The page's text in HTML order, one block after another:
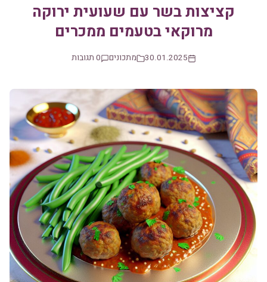
קציצות בשר עם שעועית ירוקה
מרוקאי בטעמים ממכרים
30.01.2025 מתכונים 0 תגובות